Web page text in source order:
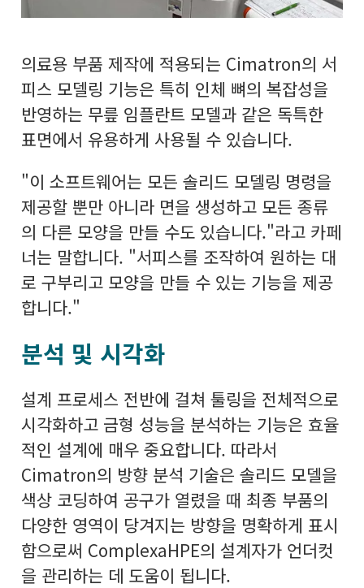
의료용 부품 제작에 적용되는 Cimatron의 서
피스 모델링 기능은 특히 인체 뼈의 복잡성을
반영하는 무릎 임플란트 모델과 같은 독특한
표면에서 유용하게 사용될 수 있습니다.
"이 소프트웨어는 모든 솔리드 모델링 명령을
제공할 뿐만 아니라 면을 생성하고 모든 종류
의 다른 모양을 만들 수도 있습니다."라고 카페
너는 말합니다. "서피스를 조작하여 원하는 대
로 구부리고 모양을 만들 수 있는 기능을 제공
합니다."
분석 및 시각화
설계 프로세스 전반에 걸쳐 툴링을 전체적으로
시각화하고 금형 성능을 분석하는 기능은 효율
적인 설계에 매우 중요합니다. 따라서
Cimatron의 방향 분석 기술은 솔리드 모델을
색상 코딩하여 공구가 열렸을 때 최종 부품의
다양한 영역이 당겨지는 방향을 명확하게 표시
함으로써 ComplexaHPE의 설계자가 언더컷
을 관리하는 데 도움이 됩니다.